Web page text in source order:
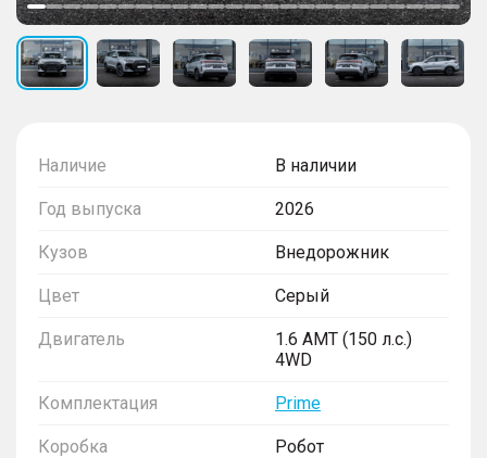
Наличие В наличии
Год выпуска 2026
Кузов Внедорожник
Цвет Серый
Двигатель
1.6 AMT (150 л.с.)
4WD
Комплектация Prime
Коробка Робот